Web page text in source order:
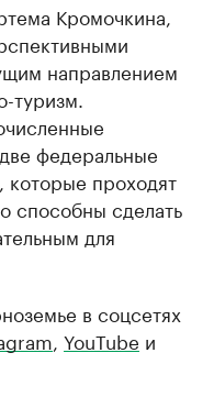
Кромочкина,
направлением
туризм.
федеральные
проходят
способны сделать
для
в соцсетях
, YouTube и